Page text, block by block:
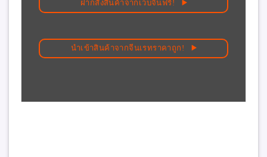
ฝากสั่งสินค้าจากเว็บจีนฟรี!
นำเข้าสินค้าจากจีนเรทราคาถูก!